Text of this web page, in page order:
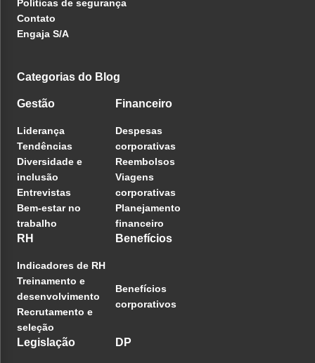
Políticas de segurança
Contato
Engaja S/A
Categorias do Blog
Gestão
Liderança
Tendências
Diversidade e
inclusão
Entrevistas
Bem-estar no
trabalho
Financeiro
Despesas
corporativas
Reembolsos
Viagens
corporativas
Planejamento
financeiro
RH
Indicadores de RH
Treinamento e
desenvolvimento
Recrutamento e
seleção
Benefícios
Benefícios
corporativos
Legislação DP